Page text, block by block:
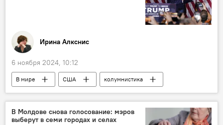
Ирина Алкснис
6 ноября 2024, 10:12
В мире США
колумнистика
Аналитика
В Молдове снова голосование: мэров
выберут в семи городах и селах